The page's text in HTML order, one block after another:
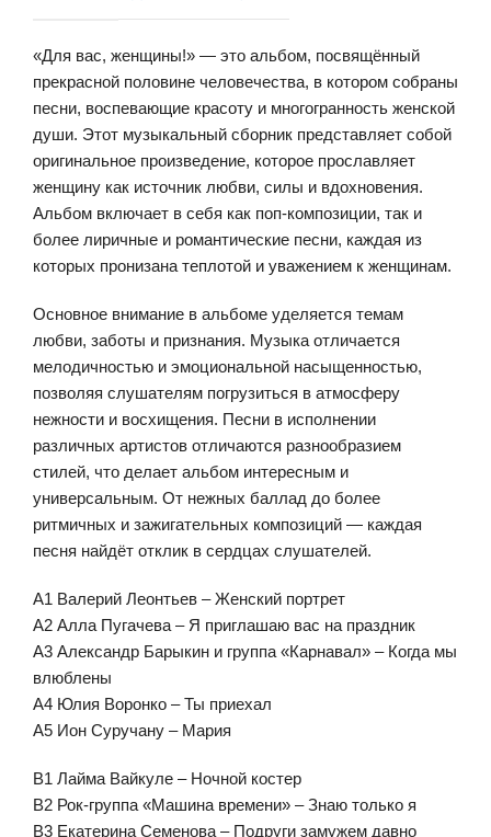
«Для вас, женщины!» — это альбом, посвящённый
прекрасной половине человечества, в котором собраны
песни, воспевающие красоту и многогранность женской
души. Этот музыкальный сборник представляет собой
оригинальное произведение, которое прославляет
женщину как источник любви, силы и вдохновения.
Альбом включает в себя как поп-композиции, так и
более лиричные и романтические песни, каждая из
которых пронизана теплотой и уважением к женщинам.
Основное внимание в альбоме уделяется темам
любви, заботы и признания. Музыка отличается
мелодичностью и эмоциональной насыщенностью,
позволяя слушателям погрузиться в атмосферу
нежности и восхищения. Песни в исполнении
различных артистов отличаются разнообразием
стилей, что делает альбом интересным и
универсальным. От нежных баллад до более
ритмичных и зажигательных композиций — каждая
песня найдёт отклик в сердцах слушателей.
A1 Валерий Леонтьев – Женский портрет
A2 Алла Пугачева – Я приглашаю вас на праздник
A3 Александр Барыкин и группа «Карнавал» – Когда мы
влюблены
A4 Юлия Воронко – Ты приехал
A5 Ион Суручану – Мария
B1 Лайма Вайкуле – Ночной костер
B2 Рок-группа «Машина времени» – Знаю только я
B3 Екатерина Семенова – Подруги замужем давно